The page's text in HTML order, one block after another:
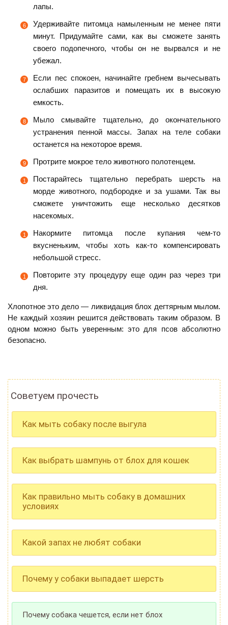
лапы.
Удерживайте питомца намыленным не менее пяти
минут. Придумайте сами, как вы сможете занять
своего подопечного, чтобы он не вырвался и не
убежал.
Если пес спокоен, начинайте гребнем вычесывать
ослабших паразитов и помещать их в высокую
емкость.
Мыло смывайте тщательно, до окончательного
устранения пенной массы. Запах на теле собаки
останется на некоторое время.
Протрите мокрое тело животного полотенцем.
Постарайтесь тщательно перебрать шерсть на
морде животного, подбородке и за ушами. Так вы
сможете уничтожить еще несколько десятков
насекомых.
Накормите питомца после купания чем-то
вкусненьким, чтобы хоть как-то компенсировать
небольшой стресс.
Повторите эту процедуру еще один раз через три
дня.
Хлопотное это дело — ликвидация блох дегтярным мылом.
Не каждый хозяин решится действовать таким образом. В
одном можно быть уверенным: это для псов абсолютно
безопасно.
Советуем прочесть
Как мыть собаку после выгула
Как выбрать шампунь от блох для кошек
Как правильно мыть собаку в домашних
условиях
Какой запах не любят собаки
Почему у собаки выпадает шерсть
Почему собака чешется, если нет блох